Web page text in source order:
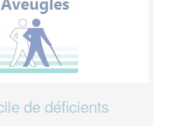
de déficients